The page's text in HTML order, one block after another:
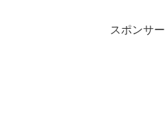
スポンサ